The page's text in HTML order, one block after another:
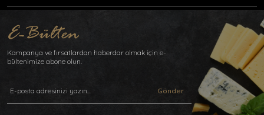
Kampanya ve fırsatlardan haberdar olmak için e-
bültenimize abone olun.
Gönder